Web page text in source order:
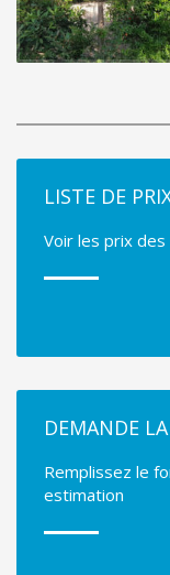
LISTE DE
Voir les prix des
DEMANDE
Remplissez le
estimation